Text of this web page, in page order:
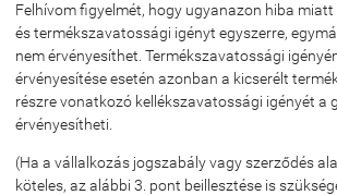
Felhívom figyelmét, hogy ugyanazon hiba
és termékszavatossági igényt egyszerre,
nem érvényesíthet. Termékszavatossági
érvényesítése esetén azonban a kicserélt
részre vonatkozó kellékszavatossági igényét a
érvényesítheti.
(Ha a vállalkozás jogszabály vagy szerződés
köteles, az alábbi 3. pont beillesztése is